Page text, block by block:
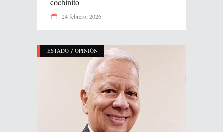
cochinito
24 febrero, 2026
ESTADO / OPINIÓN